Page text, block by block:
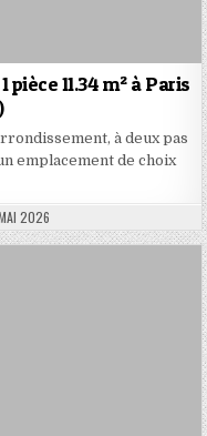
11.34 m² à Paris
à deux pas
emplacement de choix
2026